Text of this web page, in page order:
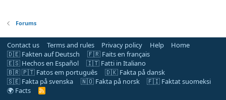
Forums
Contact us Terms and rules Privacy policy Help
Home
🇩🇪 Fakten auf Deutsch
🇫🇷 Faits en français
🇪🇸 Hechos en Español
🇮🇹 Fatti in Italiano
🇧🇷 🇵🇹 Fatos em português
🇩🇰 Fakta på dansk
🇸🇪 Fakta på svenska
🇳🇴 Fakta på norsk
🇫🇮 Faktat suomeksi
🌍 Facts
R